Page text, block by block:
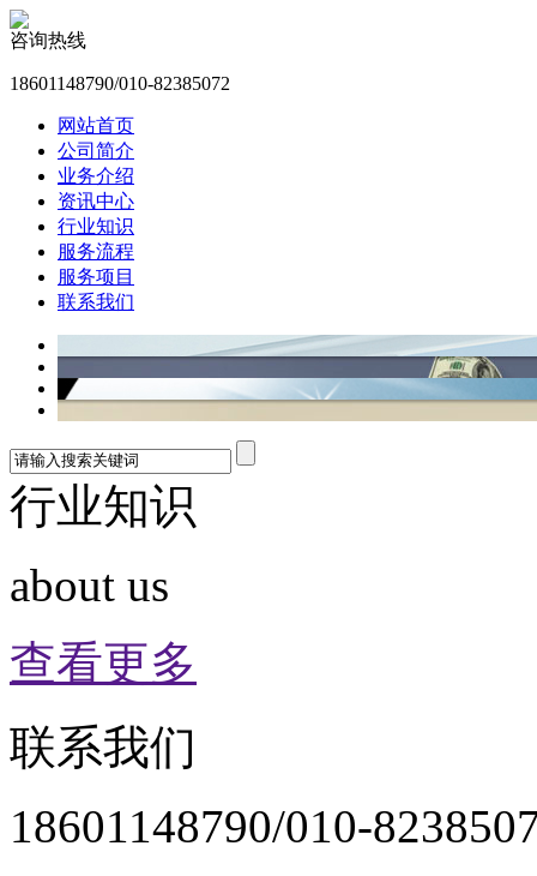
咨询热线
18601148790/010-82385072
网站首页
公司简介
业务介绍
资讯中心
行业知识
服务流程
服务项目
联系我们
行业知识
about us
查看更多
联系我们
18601148790/010-